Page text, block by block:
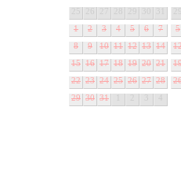
1
2 3 4 5 6
7
8
9 10 11 12 13 14
15 16 17 18 19 20 21
22 23 24 25 26 27 28
29 30 31
5